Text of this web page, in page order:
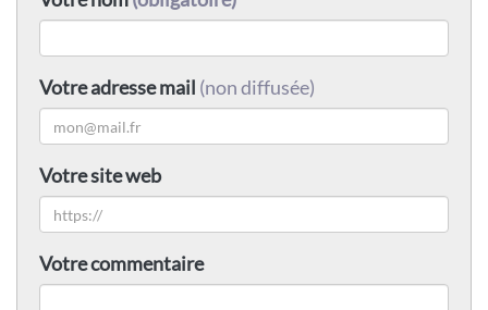
Votre adresse mail (non diffusée)
Votre site web
Votre commentaire